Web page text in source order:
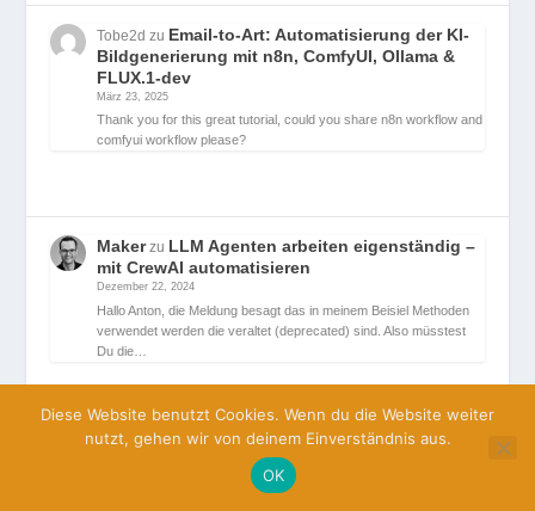
Tobe2d zu Email-to-Art: Automatisierung der KI-
Bildgenerierung mit n8n, ComfyUI, Ollama &
FLUX.1-dev
März 23, 2025
Thank you for this great tutorial, could you share n8n workflow and
comfyui workflow please?
Makerzu LLM Agenten arbeiten eigenständig –
mit CrewAI automatisieren
Dezember 22, 2024
Hallo Anton, die Meldung besagt das in meinem Beisiel Methoden
verwendet werden die veraltet (deprecated) sind. Also müsstest
Du die…
LLM Agenten arbeiten eigenständig –
mit CrewAI automatisieren
Diese Website benutzt Cookies. Wenn du die Website weiter
nutzt, gehen wir von deinem Einverständnis aus.
OK